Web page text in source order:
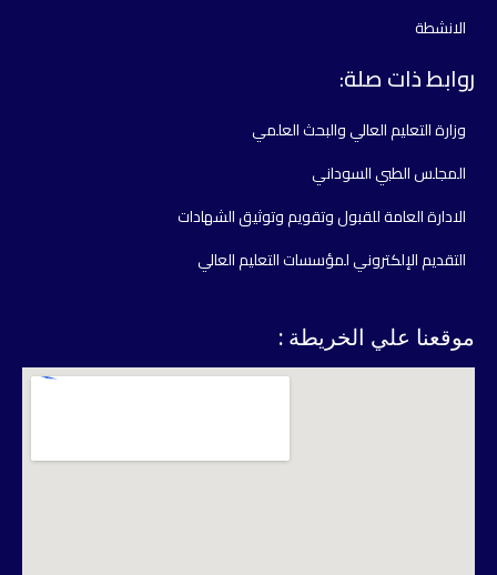
الانشطة
روابط ذات صلة:
وزارة التعليم العالي والبحث العلمي
المجلس الطبي السوداني
الادارة العامة للقبول وتقويم وتوثيق الشهادات
التقديم الإلكتروني لمؤسسات التعليم العالي
موقعنا علي الخريطة :